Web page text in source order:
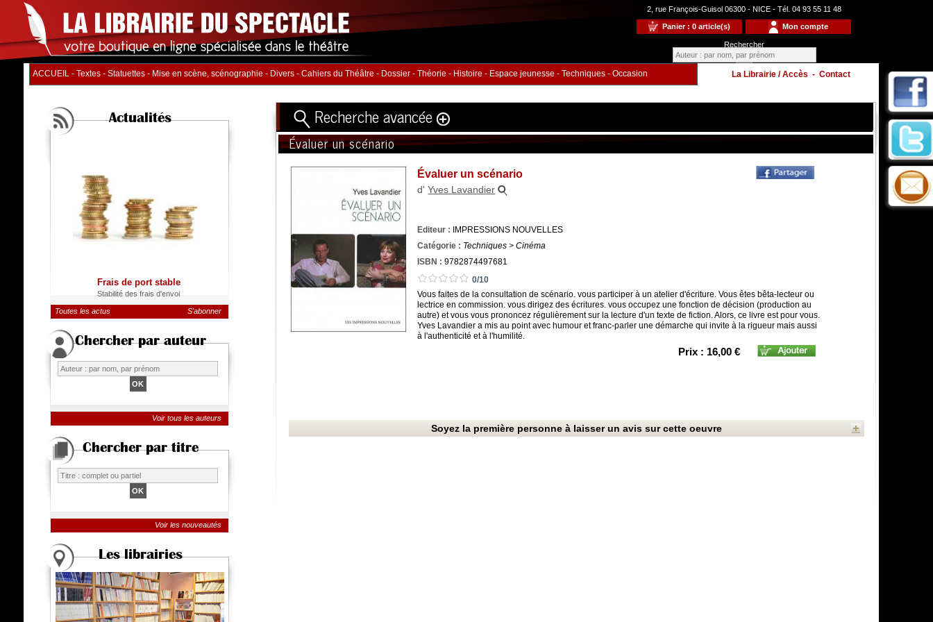
2, rue François-Guisol 06300 - NICE - Tél. 04 93 55 11 48
Panier : 0 article(s) Mon compte
Rechercher
ACCUEIL - Textes - Statuettes - Mise en scène, scénographie - Divers - Cahiers du Théâtre - Dossier - Théorie - Histoire - Espace jeunesse - Techniques - Occasion La Librairie / Accès - Contact
Actualités
Frais de port stable
Stabilité des frais d'envoi
Toutes les actus S'abonner
Chercher par auteur
Voir tous les auteurs
Chercher par titre
Voir les nouveautés
Les librairies
Recherche avancée
Titre Volume
Auteur
à Nb. Femmes
Catégorie ISBN :
Évaluer un scénario
Évaluer un scénario
d'Yves Lavandier
Editeur :
IMPRESSIONS NOUVELLES
Catégorie : Techniques > Cinéma
ISBN : 9782874497681
0/10
Vous faites de la consultation de scénario. vous participer à un atelier d'écriture. Vous êtes bêta-lecteur ou
lectrice en commission. vous dirigez des écritures. vous occupez une fonction de décision (production au
autre) et vous vous prononcez régulièrement sur la lecture d'un texte de fiction. Alors, ce livre est pour vous.
Yves Lavandier a mis au point avec humour et franc-parler une démarche qui invite à la rigueur mais aussi
à l'authenticité et à l'humilité.
Prix : 16,00 €
Soyez la première personne à laisser un avis sur cette oeuvre